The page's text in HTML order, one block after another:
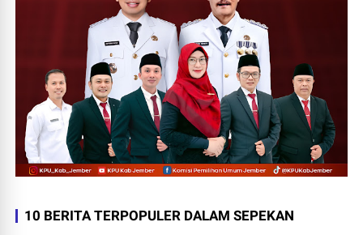
10 BERITA TERPOPULER DALAM SEPEKAN